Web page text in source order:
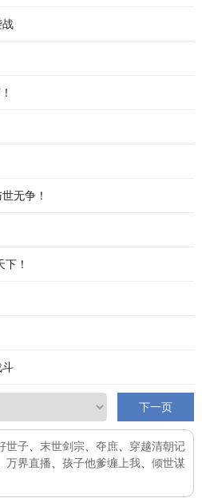
战
无争！
！
斗
下一页
世子 末世剑宗 夺庶
穿越清朝记
万界直播 孩子他爹缠上我
倾世谋